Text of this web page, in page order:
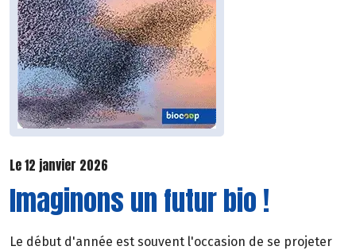
Le 12 janvier 2026
Imaginons un futur bio !
Le début d'année est souvent l'occasion de se projeter